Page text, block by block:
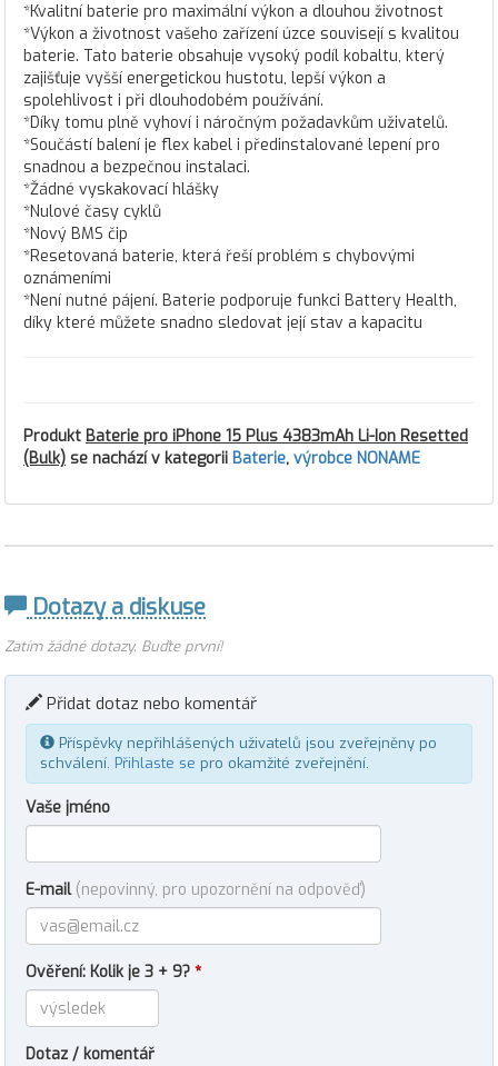
*Kvalitní baterie pro maximální výkon a dlouhou životnost
*Výkon a životnost vašeho zařízení úzce souvisejí s kvalitou
baterie. Tato baterie obsahuje vysoký podíl kobaltu, který
zajišťuje vyšší energetickou hustotu, lepší výkon a
spolehlivost i při dlouhodobém používání.
*Díky tomu plně vyhoví i náročným požadavkům uživatelů.
*Součástí balení je flex kabel i předinstalované lepení pro
snadnou a bezpečnou instalaci.
*Žádné vyskakovací hlášky
*Nulové časy cyklů
*Nový BMS čip
*Resetovaná baterie, která řeší problém s chybovými
oznámeními
*Není nutné pájení. Baterie podporuje funkci Battery Health,
díky které můžete snadno sledovat její stav a kapacitu
Produkt Baterie pro iPhone 15 Plus 4383mAh Li-Ion Resetted
(Bulk) se nachází v kategorii Baterie, výrobce NONAME
Dotazy a diskuse
Zatím žádné dotazy. Buďte první!
Přidat dotaz nebo komentář
Příspěvky nepřihlášených uživatelů jsou zveřejněny po
schválení. Přihlaste se pro okamžité zveřejnění.
Vaše jméno
E-mail (nepovinný, pro upozornění na odpověď)
Ověření: Kolik je 3 + 9? *
Dotaz / komentář